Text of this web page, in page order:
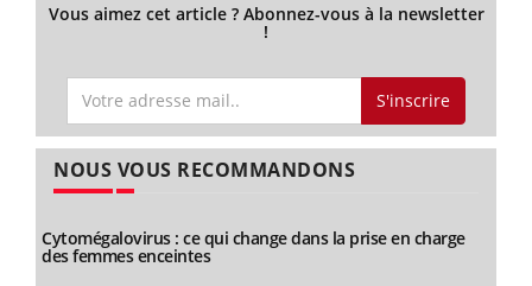
Vous aimez cet article ? Abonnez-vous à la newsletter
!
S'inscrire
NOUS VOUS RECOMMANDONS
Cytomégalovirus : ce qui change dans la prise en charge
des femmes enceintes